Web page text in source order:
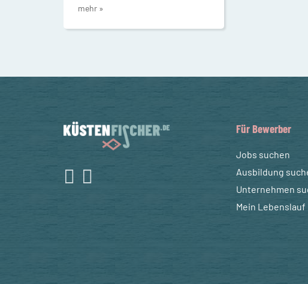
mehr »
Für Bewerber
Jobs suchen
Ausbildung
Unternehmen
Mein Lebenslauf